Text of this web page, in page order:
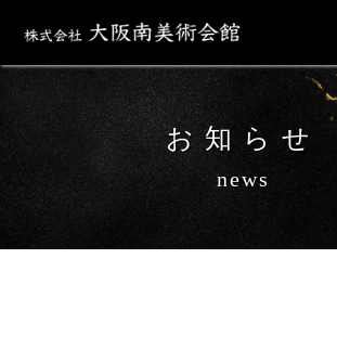
お知らせ
news